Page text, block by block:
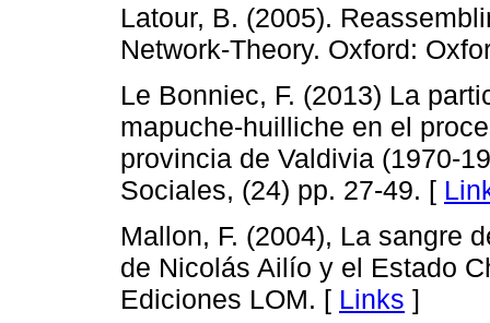
Latour, B. (2005).
Network-Theory. Oxford:
Le Bonniec, F. (2013) La
mapuche-huilliche en el
provincia de Valdivia (1970-
Sociales, (24) pp. 27-49. [
Mallon, F. (2004), La sangre
de Nicolás Ailío y el Estado
Ediciones LOM. [ Links ]